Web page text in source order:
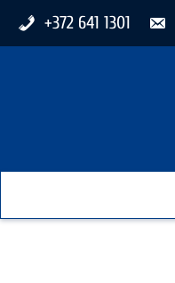
+372 641 1301